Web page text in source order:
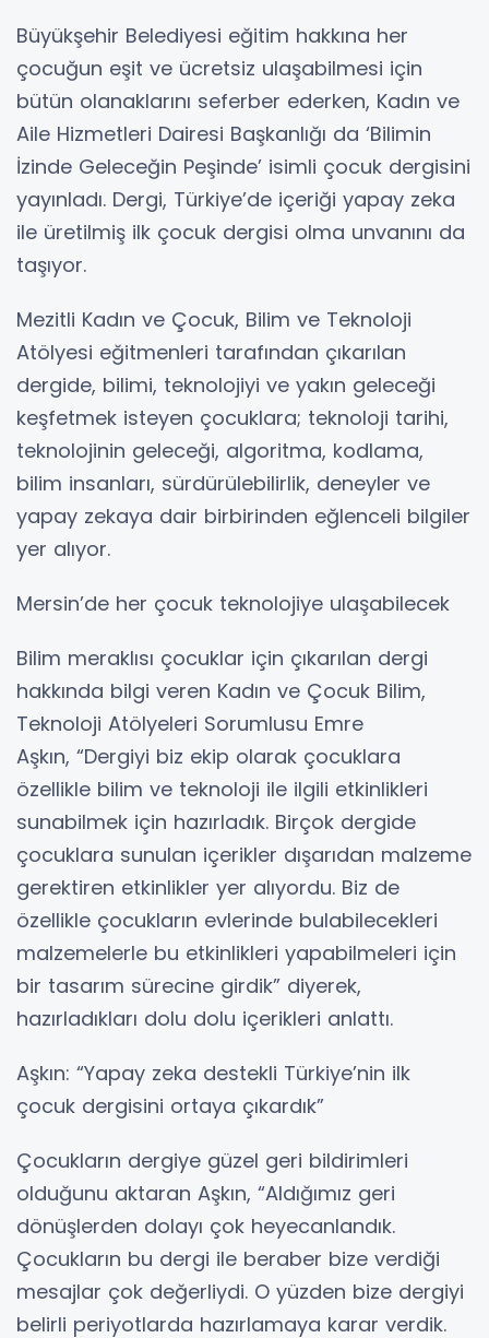
Büyükşehir Belediyesi eğitim hakkına her
çocuğun eşit ve ücretsiz ulaşabilmesi için
bütün olanaklarını seferber ederken, Kadın ve
Aile Hizmetleri Dairesi Başkanlığı da ‘Bilimin
İzinde Geleceğin Peşinde’ isimli çocuk dergisini
yayınladı. Dergi, Türkiye’de içeriği yapay zeka
ile üretilmiş ilk çocuk dergisi olma unvanını da
taşıyor.
Mezitli Kadın ve Çocuk, Bilim ve Teknoloji
Atölyesi eğitmenleri tarafından çıkarılan
dergide, bilimi, teknolojiyi ve yakın geleceği
keşfetmek isteyen çocuklara; teknoloji tarihi,
teknolojinin geleceği, algoritma, kodlama,
bilim insanları, sürdürülebilirlik, deneyler ve
yapay zekaya dair birbirinden eğlenceli bilgiler
yer alıyor.
Mersin’de her çocuk teknolojiye ulaşabilecek
Bilim meraklısı çocuklar için çıkarılan dergi
hakkında bilgi veren Kadın ve Çocuk Bilim,
Teknoloji Atölyeleri Sorumlusu Emre
Aşkın, “Dergiyi biz ekip olarak çocuklara
özellikle bilim ve teknoloji ile ilgili etkinlikleri
sunabilmek için hazırladık. Birçok dergide
çocuklara sunulan içerikler dışarıdan malzeme
gerektiren etkinlikler yer alıyordu. Biz de
özellikle çocukların evlerinde bulabilecekleri
malzemelerle bu etkinlikleri yapabilmeleri için
bir tasarım sürecine girdik” diyerek,
hazırladıkları dolu dolu içerikleri anlattı.
Aşkın: “Yapay zeka destekli Türkiye’nin ilk
çocuk dergisini ortaya çıkardık”
Çocukların dergiye güzel geri bildirimleri
olduğunu aktaran Aşkın, “Aldığımız geri
dönüşlerden dolayı çok heyecanlandık.
Çocukların bu dergi ile beraber bize verdiği
mesajlar çok değerliydi. O yüzden bize dergiyi
belirli periyotlarda hazırlamaya karar verdik.